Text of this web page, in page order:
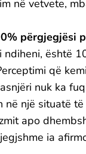
në vetvete,
përgjegjësi
ndiheni, është
që
nuk ka
në një situatë
apo
ia